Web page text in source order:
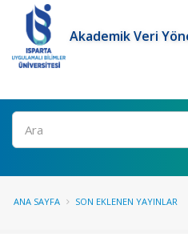
Akademik Veri
Ara
ANA SAYFA SON EKLENEN YAYINLAR